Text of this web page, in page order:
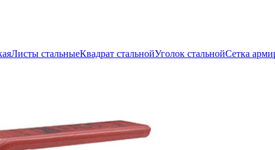
Листы стальныеКвадрат стальнойУголок стальнойСетка